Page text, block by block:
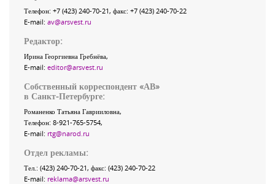
Телефон: +7 (423) 240-70-21, факс: +7 (423) 240-70-22
E-mail: av@arsvest.ru
Редактор:
Ирина Георгиевна Гребнёва,
E-mail: editor@arsvest.ru
Собственный корреспондент «АВ»
в Санкт-Петербурге:
Романенко Татьяна Гаврииловна,
Телефон: 8-921-765-5754,
E-mail: rtg@narod.ru
Отдел рекламы:
Тел.: (423) 240-70-21, факс: (423) 240-70-22
E-mail: reklama@arsvest.ru